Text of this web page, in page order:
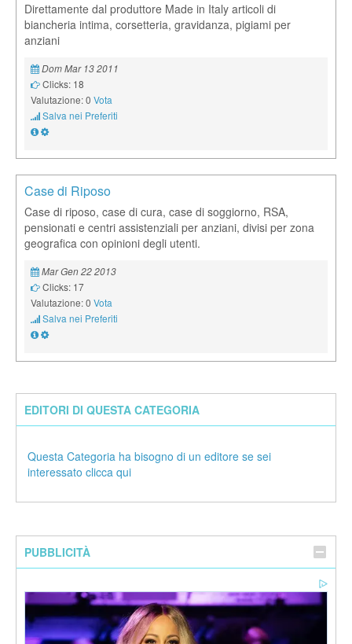
Direttamente dal produttore Made in Italy articoli di
biancheria intima, corsetteria, gravidanza, pigiami per
anziani
Dom Mar 13 2011
Clicks: 18
Valutazione: 0 Vota
Salva nei Preferiti
Case di Riposo
Case di riposo, case di cura, case di soggiorno, RSA,
pensionati e centri assistenziali per anziani, divisi per zona
geografica con opinioni degli utenti.
Mar Gen 22 2013
Clicks: 17
Valutazione: 0 Vota
Salva nei Preferiti
EDITORI DI QUESTA CATEGORIA
Questa Categoria ha bisogno di un editore se sei
interessato clicca qui
PUBBLICITÀ